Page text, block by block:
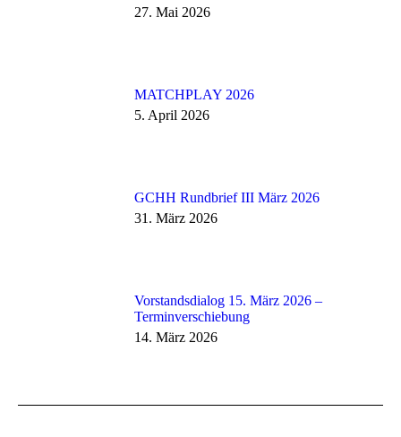
27. Mai 2026
MATCHPLAY 2026
5. April 2026
GCHH Rundbrief III März 2026
31. März 2026
Vorstandsdialog 15. März 2026 –
Terminverschiebung
14. März 2026